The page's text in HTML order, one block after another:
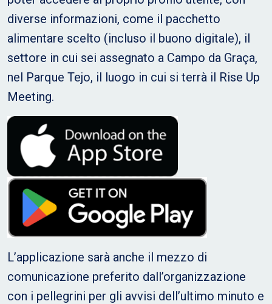
diverse informazioni, come il pacchetto
alimentare scelto (incluso il buono digitale), il
settore in cui sei assegnato a Campo da Graça,
nel Parque Tejo, il luogo in cui si terrà il Rise Up
Meeting.
L’applicazione sarà anche il mezzo di
comunicazione preferito dall’organizzazione
con i pellegrini per gli avvisi dell’ultimo minuto e